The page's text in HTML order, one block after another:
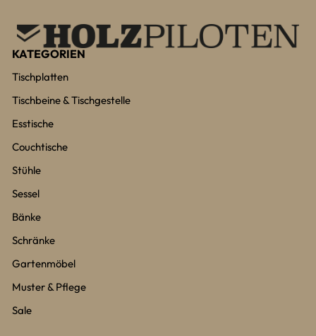
KATEGORIEN
Tischplatten
Tischbeine & Tischgestelle
Esstische
Couchtische
Stühle
Sessel
Bänke
Schränke
Gartenmöbel
Muster & Pflege
Sale